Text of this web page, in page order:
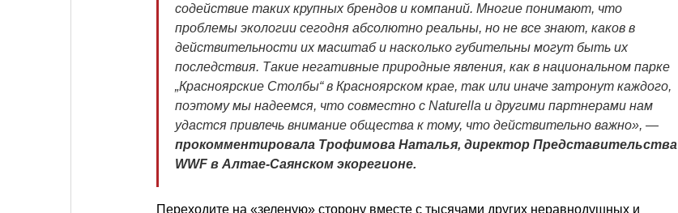
содействие таких крупных брендов и компаний. Многие понимают, что
проблемы экологии сегодня абсолютно реальны, но не все знают, каков в
действительности их масштаб и насколько губительны могут быть их
последствия. Такие негативные природные явления, как в национальном парке
„Красноярские Столбы“ в Красноярском крае, так или иначе затронут каждого,
поэтому мы надеемся, что совместно с Naturella и другими партнерами нам
удастся привлечь внимание общества к тому, что действительно важно», —
прокомментировала Трофимова Наталья, директор Представительства
WWF в Алтае-Саянском экорегионе.
Переходите на «зеленую» сторону вместе с тысячами других неравнодушных и